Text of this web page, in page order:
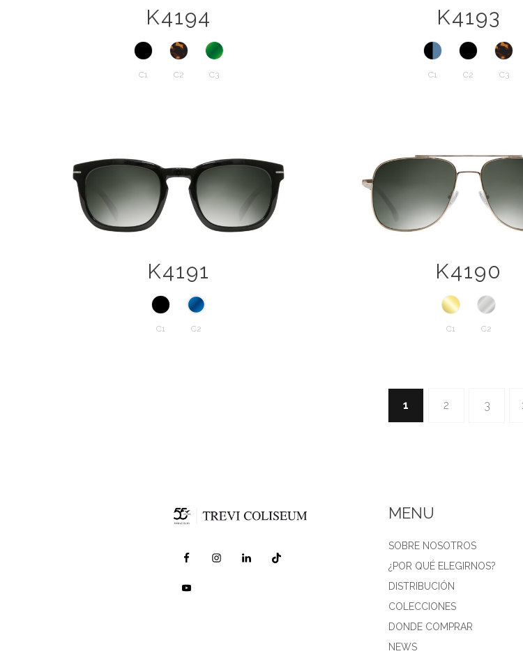
K4194
C1 C2 C3
K4193
C1 C2 C3
K4191
C1 C2
K4190
C1 C2
1 2 3
MENU
SOBRE NOSOTROS
¿POR QUÉ ELEGIRNOS?
DISTRIBUCIÓN
COLECCIONES
DONDE COMPRAR
NEWS